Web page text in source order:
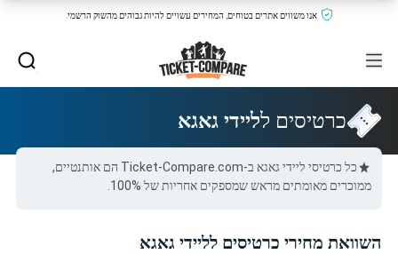
אנו משווים אתרים בטוחים, המחירים עשויים להיות גבוהים מהשוק הרשמי.
כרטיסים לליידי גאגא
כל כרטיסי ליידי גאגא ב-Ticket-Compare.com הם אותנטיים,
ממוכרים מאומתים מראש שמספקים אחריות של 100%.
השוואת מחירי כרטיסים לליידי גאגא